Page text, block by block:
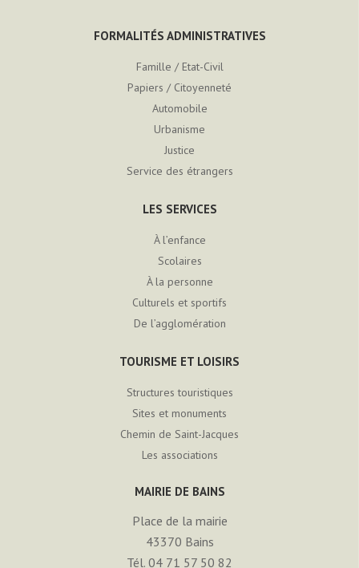
FORMALITÉS ADMINISTRATIVES
Famille / Etat-Civil
Papiers / Citoyenneté
Automobile
Urbanisme
Justice
Service des étrangers
LES SERVICES
À l’enfance
Scolaires
À la personne
Culturels et sportifs
De l’agglomération
TOURISME ET LOISIRS
Structures touristiques
Sites et monuments
Chemin de Saint-Jacques
Les associations
MAIRIE DE BAINS
Place de la mairie
43370 Bains
Tél. 04 71 57 50 82